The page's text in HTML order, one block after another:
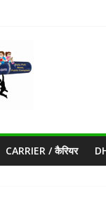
CARRIER / कैरियर